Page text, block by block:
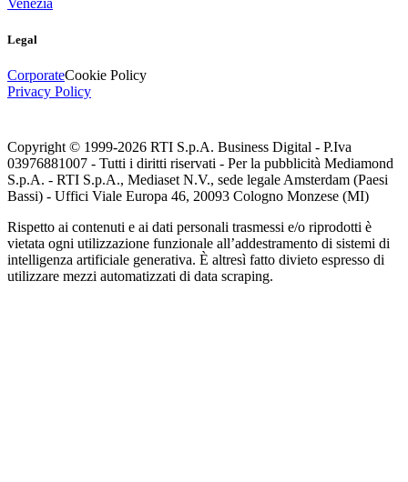
Venezia
Legal
CorporateCookie Policy
Privacy Policy
Copyright © 1999-2026 RTI S.p.A. Business Digital - P.Iva
03976881007 - Tutti i diritti riservati - Per la pubblicità Mediamond
S.p.A. - RTI S.p.A., Mediaset N.V., sede legale Amsterdam (Paesi
Bassi) - Uffici Viale Europa 46, 20093 Cologno Monzese (MI)
Rispetto ai contenuti e ai dati personali trasmessi e/o riprodotti è
vietata ogni utilizzazione funzionale all’addestramento di sistemi di
intelligenza artificiale generativa. È altresì fatto divieto espresso di
utilizzare mezzi automatizzati di data scraping.